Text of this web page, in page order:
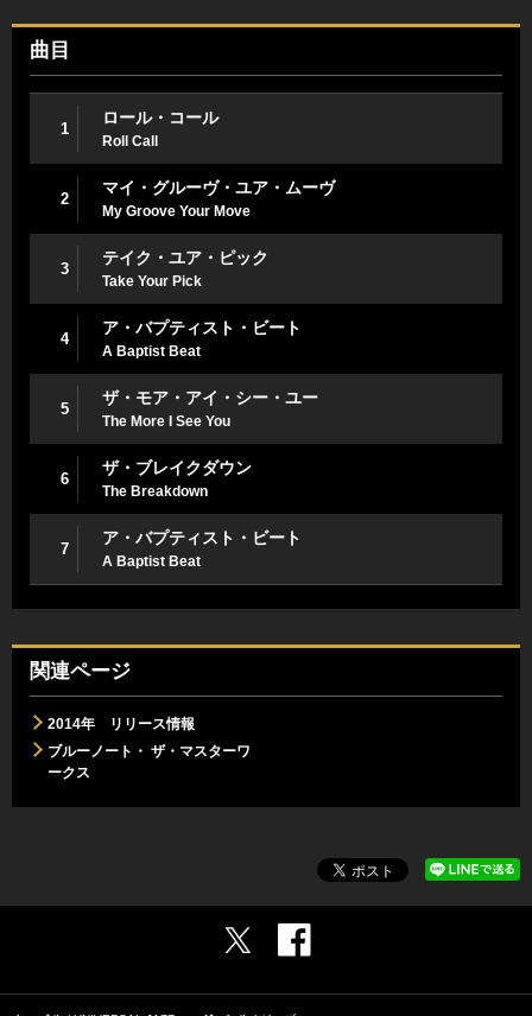
曲目
1
ロール・コール
Roll Call
2
マイ・グルーヴ・ユア・ムーヴ
My Groove Your Move
3
テイク・ユア・ピック
Take Your Pick
4
ア・バプティスト・ビート
A Baptist Beat
5
ザ・モア・アイ・シー・ユー
The More I See You
6
ザ・ブレイクダウン
The Breakdown
7
ア・バプティスト・ビート
A Baptist Beat
関連ページ
2014年 リリース情報
ブルーノート・ ザ・マスターワ
ークス